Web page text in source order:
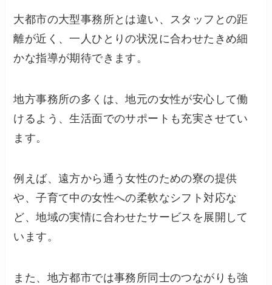
大都市の大型事務所とは違い、スタッフとの距
離が近く、一人ひとりの状況に合わせたきめ細
かな指導が期待できます。
地方事務所の多くは、地元の女性が安心して働
けるよう、生活面でのサポートも充実させてい
ます。
例えば、遠方から通う女性のための寮の提供
や、子育て中の女性への柔軟なシフト対応な
ど、地域の実情に合わせたサービスを展開して
います。
また、地方都市では事務所同士のつながりも強